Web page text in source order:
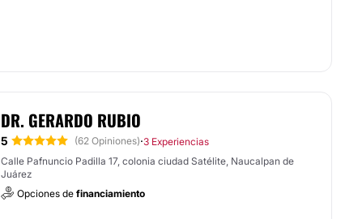
DR. GERARDO RUBIO
5 (62 Opiniones)·3 Experiencias
Calle Pafnuncio Padilla 17, colonia ciudad Satélite, Naucalpan de
Juárez
Opciones de financiamiento